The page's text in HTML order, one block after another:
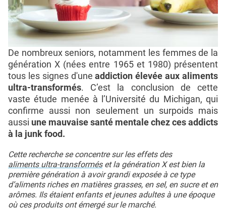
De nombreux seniors, notamment les femmes de la
génération X (nées entre 1965 et 1980) présentent
tous les signes d'uneaddiction élevée aux aliments
ultra-transformés. C’est la conclusion de cette
vaste étude menée à l’Université du Michigan, qui
confirme aussi non seulement un surpoids mais
aussi une mauvaise santé mentale chez ces addicts
à la junk food.
Cette recherche se concentre sur les effets des
aliments ultra-transforméset la génération X est bien la
première génération à avoir grandi exposée à ce type
d’aliments riches en matières grasses, en sel, en sucre et en
arômes. Ils étaient enfants et jeunes adultes à une époque
où ces produits ont émergé sur le marché.